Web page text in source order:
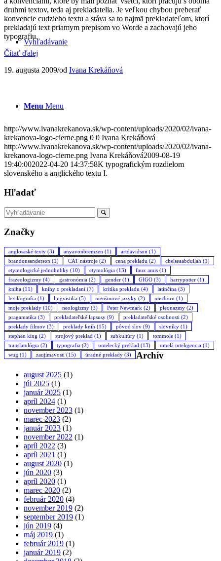
Vyhľadávanie
Menu Menu
druhmi textov, teda aj prekladatelia. Je veľkou chybou preberať
konvencie cudzieho textu a stáva sa to najmä prekladateľom, ktorí
prekladajú text priamym prepisom vo Worde a zachovajú jeho
typografiu.
Čítať ďalej
19. augusta 2009/od Ivana Krekáňová
http://www.ivanakrekanova.sk/wp-content/uploads/2020/02/ivana-
krekanova-logo-cierne.png 0 0 Ivana Krekáňová
http://www.ivanakrekanova.sk/wp-content/uploads/2020/02/ivana-
krekanova-logo-cierne.png Ivana Krekáňová2009-08-19
19:40:002022-04-20 14:37:58K typografickým rozdielom
slovenského a anglického textu I.
Hľadať
Značky
anglosaské texty (3) anyavonbremzen (1) artdavidson (1)
brandonsanderson (1) CAT nástroje (2) cena prekladu (2) chelseaabdullah (1)
etymologické jednohubky (10) etymológia (13) faux amis (1)
frazeologizmy (4) gastronómia (2) gender (1) GIGO (3) harrypotter (1)
kniha (11) knihy o prekladaní (7) kritika prekladu (4) latinčina (3)
lexikografia (1) lingvistika (5) menšinové jazyky (2) mistborn (1)
moje preklady (10) neologizmy (3) Peter Newmark (2) pleonazmy (2)
pragamatika (3) prekladateľské lapsusy (9) prekladateľské osobnosti (2)
preklady filmov (3) preklady kníh (15) pôvod slov (9) slovníky (1)
stephen king (2) strojový preklad (1) subkultúry (1) tommole (1)
translatológia (2) typografia (2) umelecký preklad (13) umelá inteligencia (1)
wug (1) zaujímavosti (15) úradné preklady (3) Archív
august 2025 (1)
júl 2025 (1)
január 2025 (1)
apríl 2024 (1)
november 2023 (1)
marec 2023 (2)
január 2023 (1)
november 2022 (1)
apríl 2022 (3)
apríl 2021 (1)
august 2020 (1)
jún 2020 (3)
apríl 2020 (1)
marec 2020 (2)
február 2020 (4)
november 2019 (2)
september 2019 (1)
jún 2019 (4)
máj 2019 (1)
február 2019 (1)
január 2019 (2)